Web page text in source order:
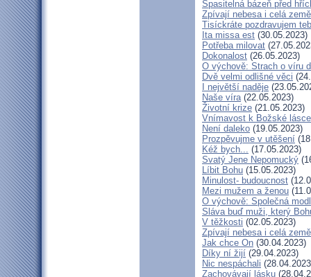
Spasitelná bázeň před
Zpívají nebesa i celá země
Tisíckráte pozdravujem
Ita missa est (30.05.2023)
Potřeba milovat
Dokonalost (26.05.2023)
O výchově: Strach o víru
Dvě velmi odlišné věci
I největší naděje
Naše víra(22.05.2023)
Životní krize (21.05.2023)
Vnímavost k Božské
Není daleko (19.05.2023)
Prozpěvujme v utěšení
Kéž bych... (17.05.2023)
Svatý Jene Nepomucký
Líbit Bohu (15.05.2023)
Minulost- budoucnost
Mezi mužem a ženou
O výchově: Společná
Sláva buď muži, který
V těžkosti (02.05.2023)
Zpívají nebesa i celá země
Jak chce On (30.04.2023)
Díky ní žijí (29.04.2023)
Nic nespáchali
Zachovávají lásku